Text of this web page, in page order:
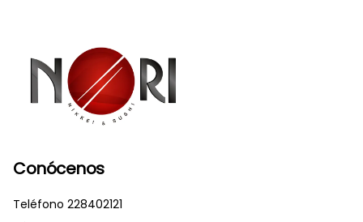
Conócenos
Teléfono 228402121